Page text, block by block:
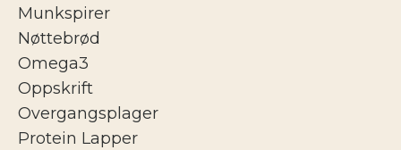
Munkspirer
Nøttebrød
Omega3
Oppskrift
Overgangsplager
Protein Lapper